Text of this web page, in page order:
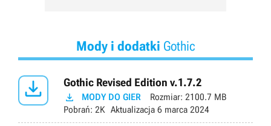
Mody i dodatki Gothic
 Gothic Revised Edition v.1.7.2
 MODY DO GIER Rozmiar: 2100.7 MB
Pobrań: 2K Aktualizacja 6 marca 2024